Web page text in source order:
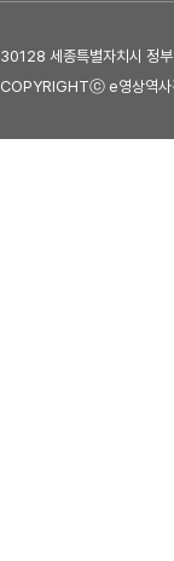
30128 세종특별자치시 정
COPYRIGHTⓒ e영상역사